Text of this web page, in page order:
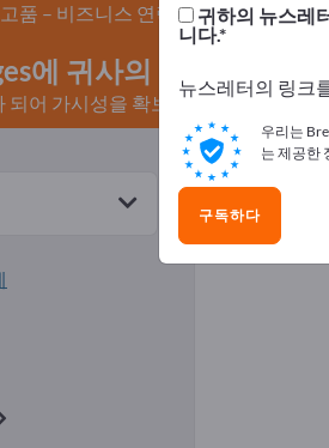
품 – 비즈니스 연락처 >> 여기서 시작
에 귀사의 회사와 제품
되어 가시성을 확보하세요>> 여기서
유압 굴착
귀하의 뉴스레
니다.
뉴스레터의 링크
우리는
는 제공한
구독하다